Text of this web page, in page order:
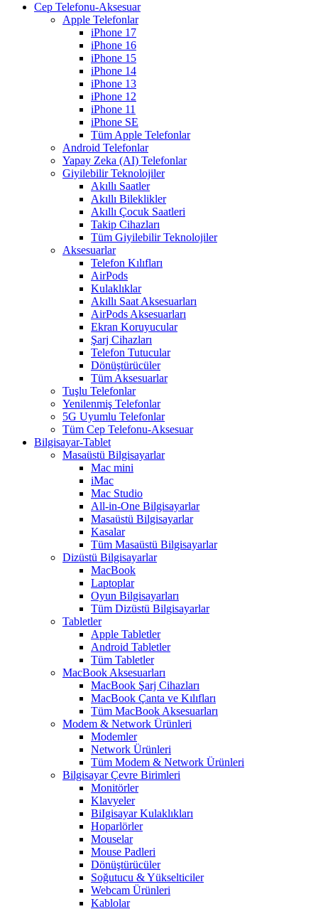
Cep Telefonu-Aksesuar
Apple Telefonlar
iPhone 17
iPhone 16
iPhone 15
iPhone 14
iPhone 13
iPhone 12
iPhone 11
iPhone SE
Tüm Apple Telefonlar
Android Telefonlar
Yapay Zeka (AI) Telefonlar
Giyilebilir Teknolojiler
Akıllı Saatler
Akıllı Bileklikler
Akıllı Çocuk Saatleri
Takip Cihazları
Tüm Giyilebilir Teknolojiler
Aksesuarlar
Telefon Kılıfları
AirPods
Kulaklıklar
Akıllı Saat Aksesuarları
AirPods Aksesuarları
Ekran Koruyucular
Şarj Cihazları
Telefon Tutucular
Dönüştürücüler
Tüm Aksesuarlar
Tuşlu Telefonlar
Yenilenmiş Telefonlar
5G Uyumlu Telefonlar
Tüm Cep Telefonu-Aksesuar
Bilgisayar-Tablet
Masaüstü Bilgisayarlar
Mac mini
iMac
Mac Studio
All-in-One Bilgisayarlar
Masaüstü Bilgisayarlar
Kasalar
Tüm Masaüstü Bilgisayarlar
Dizüstü Bilgisayarlar
MacBook
Laptoplar
Oyun Bilgisayarları
Tüm Dizüstü Bilgisayarlar
Tabletler
Apple Tabletler
Android Tabletler
Tüm Tabletler
MacBook Aksesuarları
MacBook Şarj Cihazları
MacBook Çanta ve Kılıfları
Tüm MacBook Aksesuarları
Modem & Network Ürünleri
Modemler
Network Ürünleri
Tüm Modem & Network Ürünleri
Bilgisayar Çevre Birimleri
Monitörler
Klavyeler
BiIgisayar Kulaklıkları
Hoparlörler
Mouselar
Mouse Padleri
Dönüştürücüler
Soğutucu & Yükselticiler
Webcam Ürünleri
Kablolar